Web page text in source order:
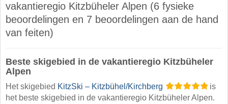
vakantieregio Kitzbüheler Alpen (6 fysieke
beoordelingen en 7 beoordelingen aan de hand
van feiten)
Beste skigebied in de vakantieregio Kitzbüheler
Alpen
Het skigebied KitzSki – Kitzbühel/​Kirchberg
is
het beste skigebied in de vakantieregio Kitzbüheler Alpen.